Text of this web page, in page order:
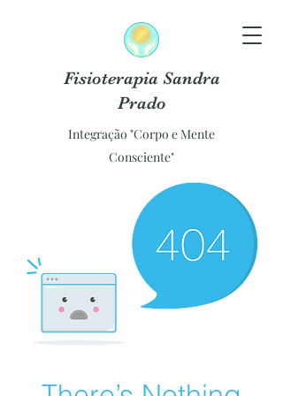
Fisioterapia Sandra
Prado
Integração "Corpo e Mente
Consciente"